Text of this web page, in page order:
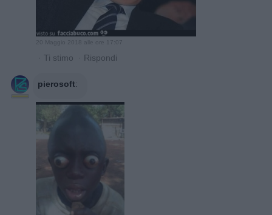
20 Maggio 2018 alle ore 17:07
· Ti stimo · Rispondi
pierosoft: